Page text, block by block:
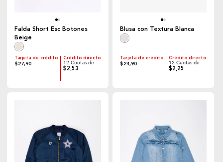
Falda Short Esc Botones
Beige
Tarjeta de crédito
$27,90
Crédito directo
12 Cuotas de
$2,53
Blusa con Textura Blanca
Tarjeta de crédito
$24,90
Crédito directo
12 Cuotas de
$2,25